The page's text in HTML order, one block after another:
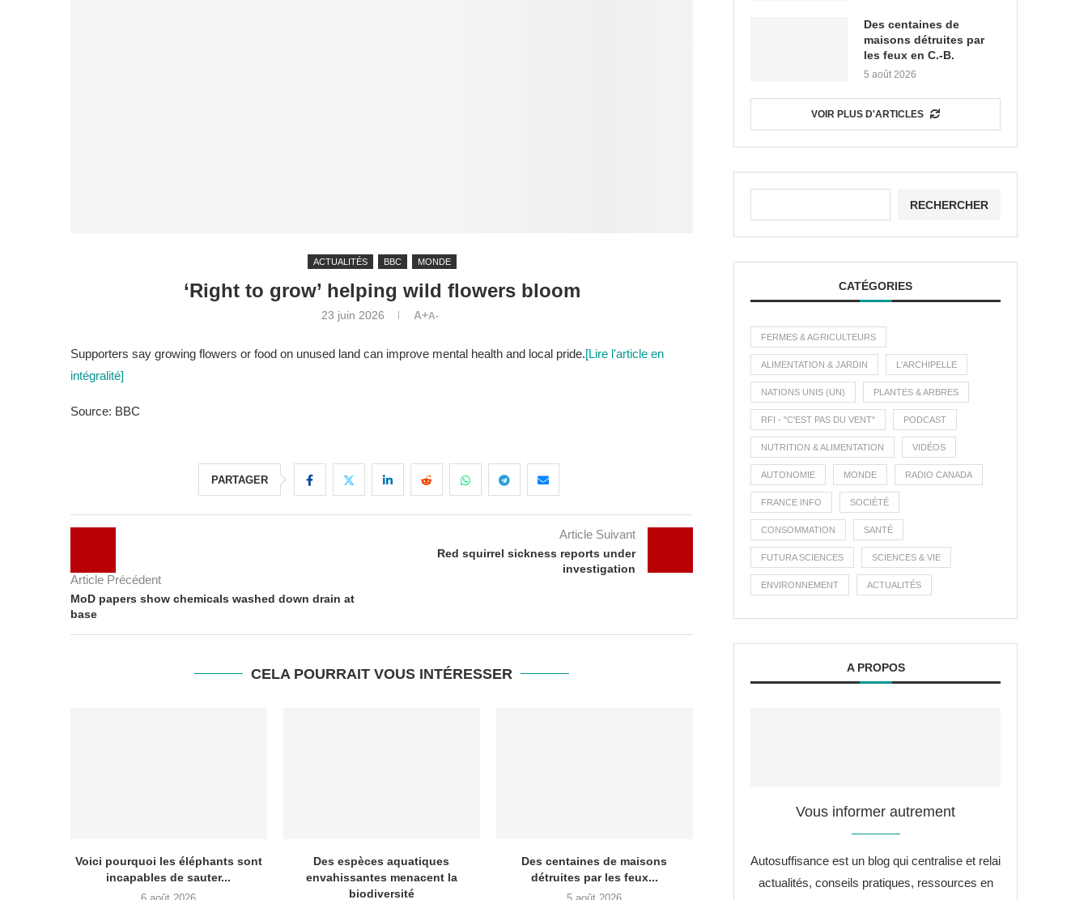
ACTUALITÉS BBC MONDE
‘Right to grow’ helping wild flowers bloom
23 juin 2026 A+A-
Supporters say growing flowers or food on unused land can improve mental health and local pride.[Lire l'article en
intégralité]
Source: BBC
PARTAGER
Article Précédent
MoD papers show chemicals washed down drain at
base
Article Suivant
Red squirrel sickness reports under
investigation
CELA POURRAIT VOUS INTÉRESSER
Voici pourquoi les éléphants sont
incapables de sauter...
Des espèces aquatiques
envahissantes menacent la
biodiversité
Des centaines de maisons
détruites par les feux...
Des centaines de
maisons détruites par
les feux en C.-B.
5 août 2026
VOIR PLUS D'ARTICLES
RECHERCHER
CATÉGORIES
FERMES & AGRICULTEURS
ALIMENTATION & JARDIN L'ARCHIPELLE
NATIONS UNIS (UN) PLANTES & ARBRES
RFI - "C'EST PAS DU VENT" PODCAST
NUTRITION & ALIMENTATION VIDÉOS
AUTONOMIE MONDE RADIO CANADA
FRANCE INFO SOCIÉTÉ
CONSOMMATION SANTÉ
FUTURA SCIENCES SCIENCES & VIE
ENVIRONNEMENT ACTUALITÉS
A PROPOS
Vous informer autrement
Autosuffisance est un blog qui centralise et relai
actualités, conseils pratiques, ressources en